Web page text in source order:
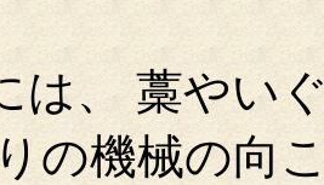
、 藁やい
の機械の向